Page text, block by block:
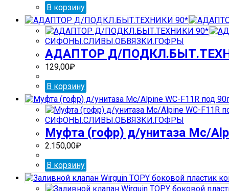
В корзину
СИФОНЫ.СЛИВЫ.ОБВЯЗКИ.ГОФРЫ
АДАПТОР Д/
129,00₽
В корзину
СИФОНЫ.СЛИВЫ.ОБВЯЗКИ.ГОФРЫ
Муфта (гофр) д/унитаза Mc/
2.150,00₽
В корзину